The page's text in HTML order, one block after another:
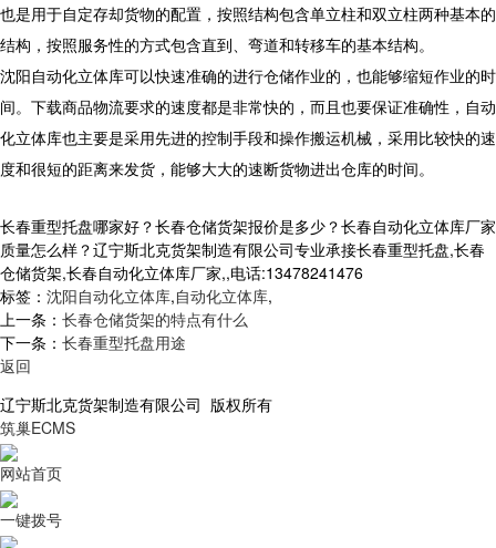
也是用于自定存却货物的配置，按照结构包含单立柱和双立柱两种基本的
结构，按照服务性的方式包含直到、弯道和转移车的基本结构。
沈阳自动化立体库可以快速准确的进行仓储作业的，也能够缩短作业的时
间。下载商品物流要求的速度都是非常快的，而且也要保证准确性，自动
化立体库也主要是采用先进的控制手段和操作搬运机械，采用比较快的速
度和很短的距离来发货，能够大大的速断货物进出仓库的时间。
长春重型托盘哪家好？长春仓储货架报价是多少？长春自动化立体库厂家
质量怎么样？辽宁斯北克货架制造有限公司专业承接长春重型托盘,长春
仓储货架,长春自动化立体库厂家,,电话:13478241476
标签： 沈阳自动化立体库,自动化立体库,
上一条： 长春仓储货架的特点有什么
下一条： 长春重型托盘用途
返回
辽宁斯北克货架制造有限公司 版权所有
筑巢ECMS
网站首页
一键拨号